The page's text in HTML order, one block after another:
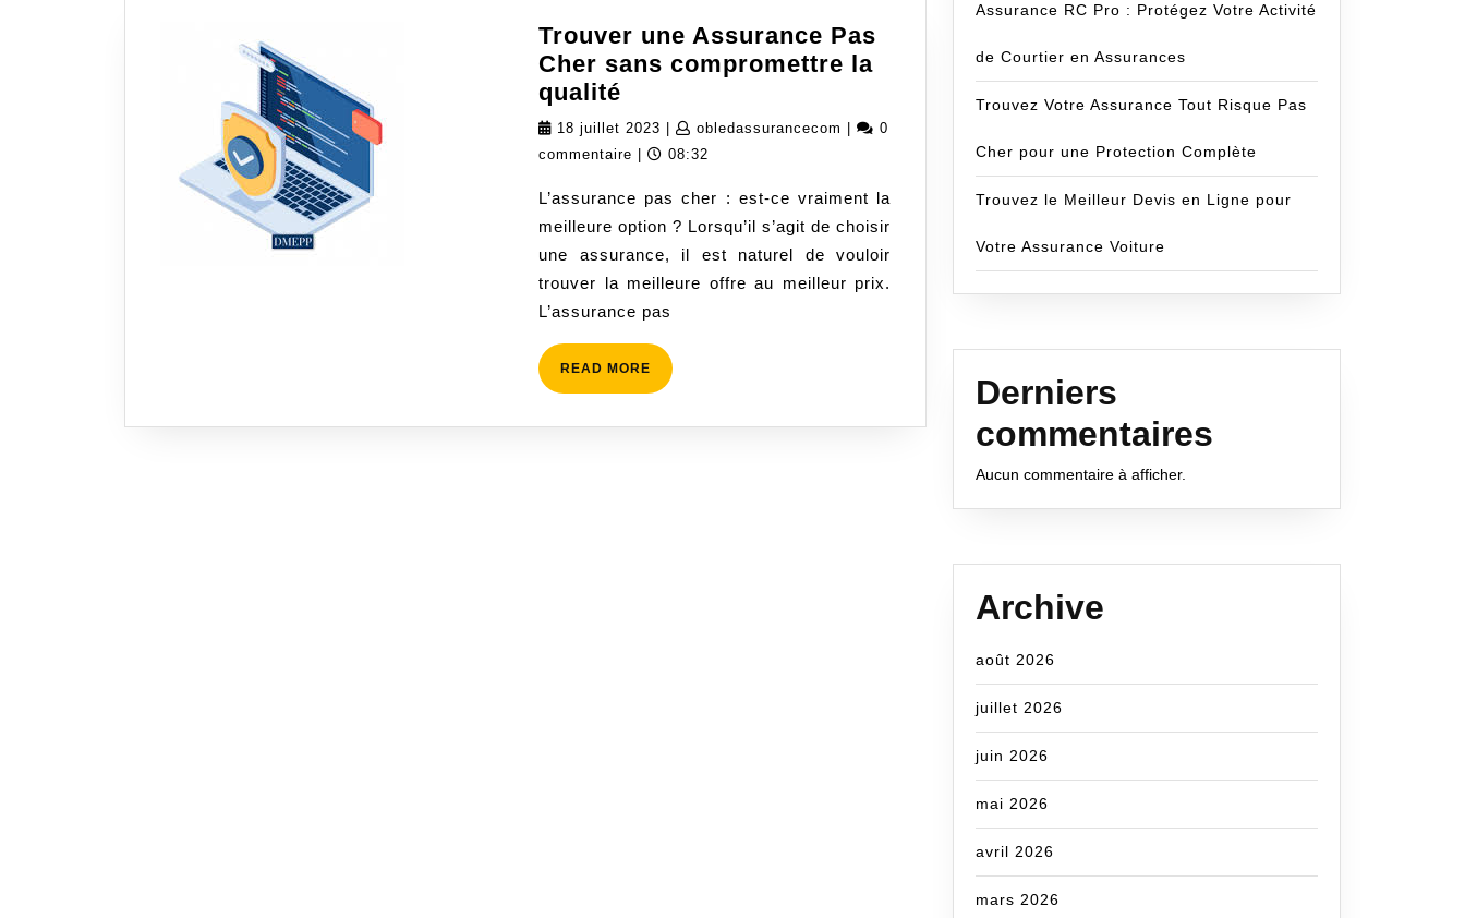
Trouver une Assurance Pas
Cher sans compromettre la
qualité
une
Assurance
Cher
sans
compromettre
la
qualité
18 juillet 2023 18
juillet
obledassurancecom obledassurancecom
0
commentaire
08:32
L’assurance pas cher : est-ce vraiment la
meilleure option ? Lorsqu’il s’agit de choisir
une assurance, il est naturel de vouloir
trouver la meilleure offre au meilleur prix.
L’assurance pas
READ MORE READ
MORE
Assurance RC Pro : Protégez Votre Activité
de Courtier en Assurances
Trouvez Votre Assurance Tout Risque Pas
Cher pour une Protection Complète
Trouvez le Meilleur Devis en Ligne pour
Votre Assurance Voiture
Derniers
commentaires
Aucun commentaire à afficher.
Archive
août 2026
juillet 2026
juin 2026
mai 2026
avril 2026
mars 2026